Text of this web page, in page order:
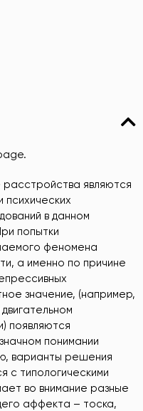
являются
в данном
попытки
феномена
а именно по причине
значение, (например,
появляются
понимании
варианты решения
с типологическими
во внимание разные
аффекта – тоска,